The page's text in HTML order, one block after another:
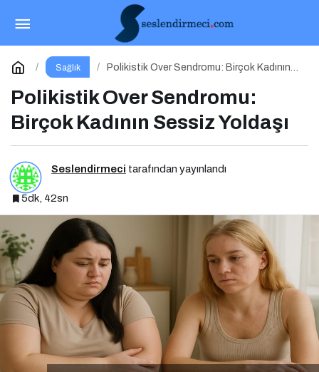
Sağlık
Polikistik Over Sendromu: Birçok Kadının
Polikistik Over Sendromu:
Birçok Kadının Sessiz Yoldaşı
Seslendirmeci tarafından yayınlandı
5dk, 42sn
Malnütrisyonun Sessiz Biçimi: Mikrobesin
Eksikliklerinin Nörogelişim Üzerindeki Etkisi
Yorum Yap